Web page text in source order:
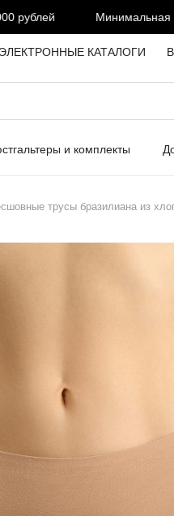
Минимальная
ЭЛЕКТРОННЫЕ КАТАЛОГИ
и комплекты
трусы бразилиана из